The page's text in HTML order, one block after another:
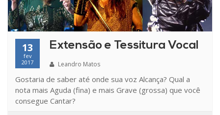
13
fev
2017
Extensão e Tessitura Vocal
Leandro Matos
Gostaria de saber até onde sua voz Alcança? Qual a
nota mais Aguda (fina) e mais Grave (grossa) que você
consegue Cantar?